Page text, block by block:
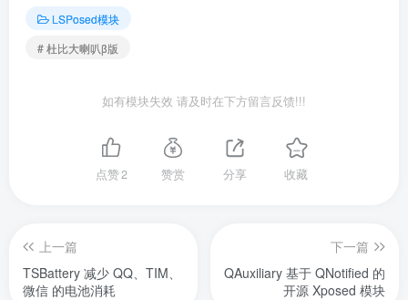
LSPosed模块
# 杜比大喇叭β版
如有模块失效 请及时在下方留言反馈!!!
点赞2 赞赏 分享 收藏
上一篇
TSBattery 减少 QQ、TIM、
微信 的电池消耗
下一篇
QAuxiliary 基于 QNotified 的
开源 Xposed 模块